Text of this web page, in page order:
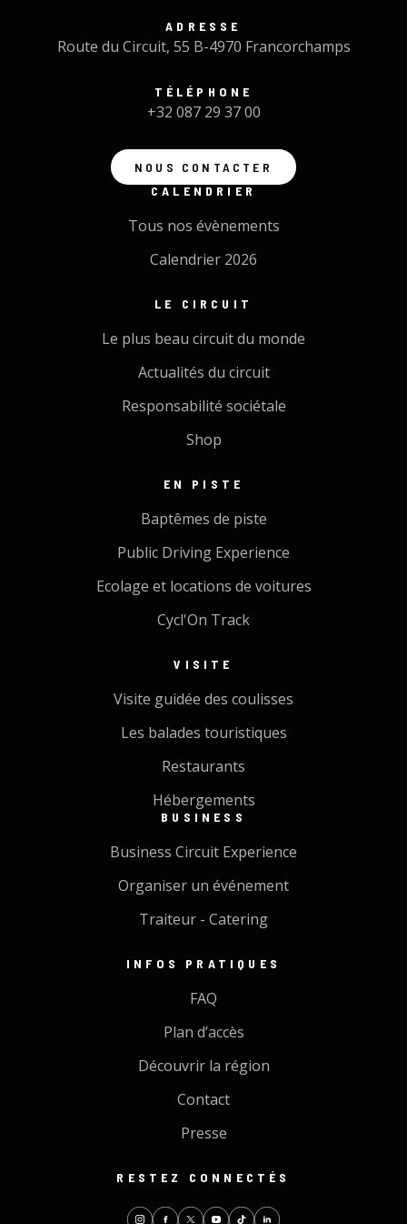
ADRESSE
Route du Circuit, 55 B-4970 Francorchamps
TÉLÉPHONE
+32 087 29 37 00
NOUS CONTACTER
CALENDRIER
Tous nos évènements
Calendrier 2026
LE CIRCUIT
Le plus beau circuit du monde
Actualités du circuit
Responsabilité sociétale
Shop
EN PISTE
Baptêmes de piste
Public Driving Experience
Ecolage et locations de voitures
Cycl'On Track
VISITE
Visite guidée des coulisses
Les balades touristiques
Restaurants
Hébergements
BUSINESS
Business Circuit Experience
Organiser un événement
Traiteur - Catering
INFOS PRATIQUES
FAQ
Plan d’accès
Découvrir la région
Contact
Presse
RESTEZ CONNECTÉS